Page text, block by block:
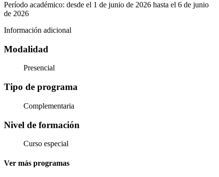
Período académico: desde el 1 de junio de 2026 hasta el 6 de junio
de 2026
Información adicional
Modalidad
Presencial
Tipo de programa
Complementaria
Nivel de formación
Curso especial
Ver más programas